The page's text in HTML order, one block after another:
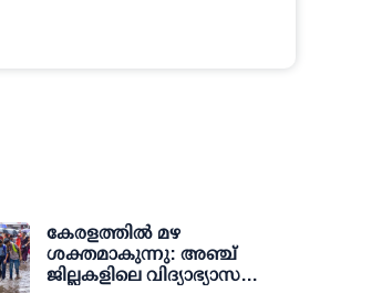
കേരളത്തില്‍ മഴ
ശക്തമാകുന്നു: അഞ്ച്
ജില്ലകളിലെ വിദ്യാഭ്യാസ